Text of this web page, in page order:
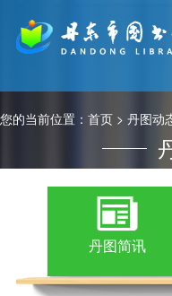
您的当前位置： 首页 > 丹图动
丹图简讯